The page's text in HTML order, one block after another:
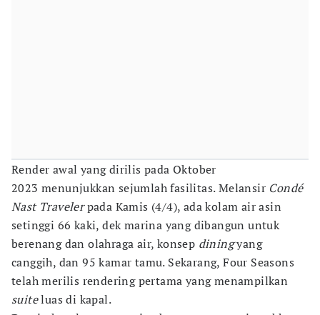
Render awal yang dirilis pada Oktober
2023 menunjukkan sejumlah fasilitas. Melansir Condé
Nast Travelerpada Kamis (4/4), ada kolam air asin
setinggi 66 kaki, dek marina yang dibangun untuk
berenang dan olahraga air, konsep diningyang
canggih, dan 95 kamar tamu. Sekarang, Four Seasons
telah merilis rendering pertama yang menampilkan
suiteluas di kapal.